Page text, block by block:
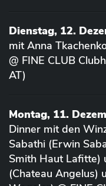
Dienstag, 12.
mit Anna
@ FINE CLUB
AT)
Montag, 11.
Dinner mit den
Sabathi (Erwin
Smith Haut Lafitte)
(Chateau Angelus)